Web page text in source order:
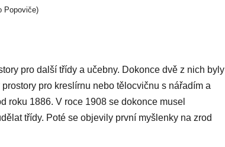
Popoviče)
pro další třídy a učebny. Dokonce dvě z nich byly
pro kreslírnu nebo tělocvičnu s nářadím a
roku 1886. V roce 1908 se dokonce musel
třídy. Poté se objevily první myšlenky na zrod